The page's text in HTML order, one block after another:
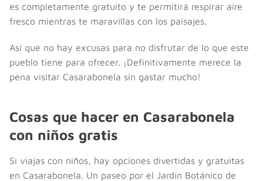
es completamente gratuito y te permitirá respirar aire
fresco mientras te maravillas con los paisajes.
Así que no hay excusas para no disfrutar de lo que este
pueblo tiene para ofrecer. ¡Definitivamente merece la
pena visitar Casarabonela sin gastar mucho!
Cosas que hacer en Casarabonela
con niños gratis
Si viajas con niños, hay opciones divertidas y gratuitas
en Casarabonela. Un paseo por el Jardín Botánico de